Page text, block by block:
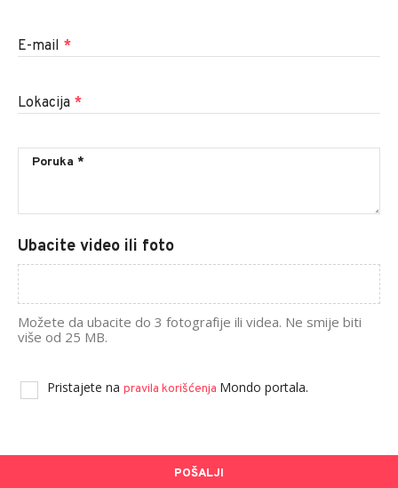
E-mail *
Lokacija *
Ubacite video ili foto
Možete da ubacite do 3 fotografije ili videa. Ne smije biti
više od 25 MB.
Pristajete na pravila korišćenja Mondo portala.
POŠALJI